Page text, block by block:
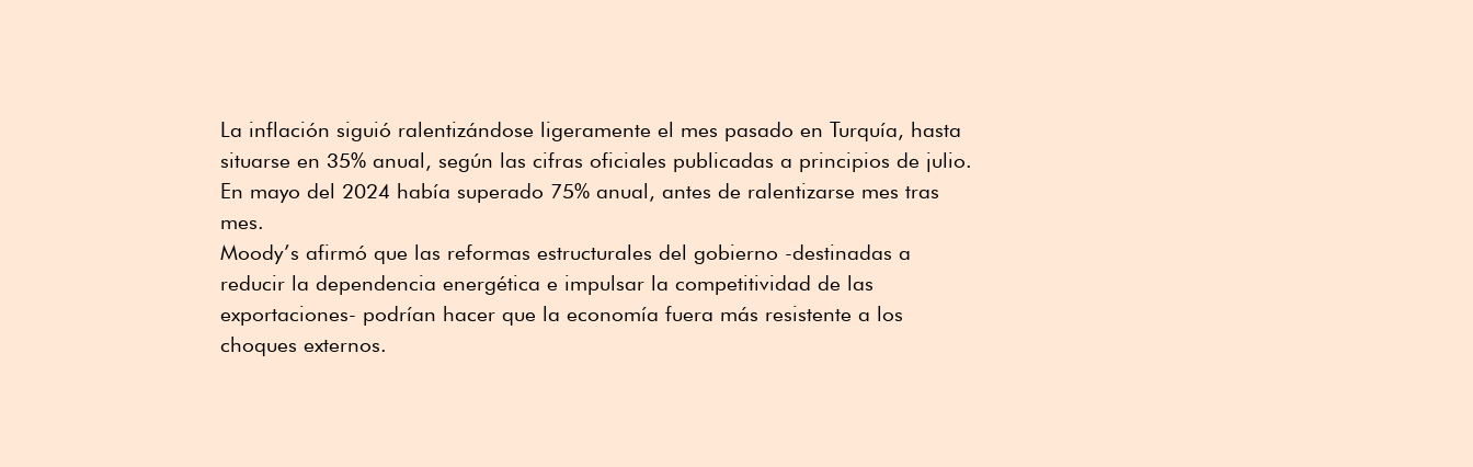
La inflación siguió ralentizándose ligeramente el mes pasado en Turquía, hasta
situarse en 35% anual, según las cifras oficiales publicadas a principios de julio.
En mayo del 2024 había superado 75% anual, antes de ralentizarse mes tras
mes.
Moody’s afirmó que las reformas estructurales del gobierno -destinadas a
reducir la dependencia energética e impulsar la competitividad de las
exportaciones- podrían hacer que la economía fuera más resistente a los
choques externos.